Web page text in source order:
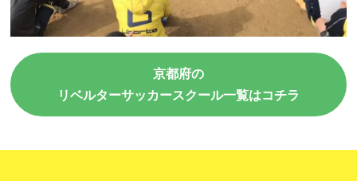
京都府の
リベルターサッカースクール一覧はコチラ